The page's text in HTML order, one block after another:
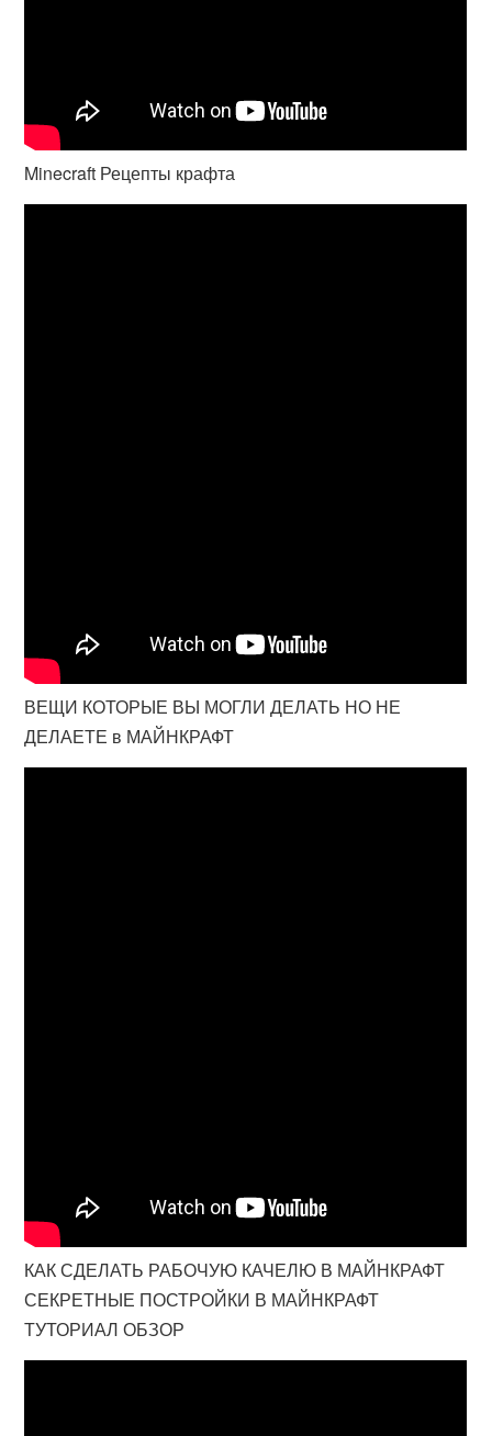
Minecraft Рецепты крафта
ВЕЩИ КОТОРЫЕ ВЫ МОГЛИ ДЕЛАТЬ НО НЕ
ДЕЛАЕТЕ в МАЙНКРАФТ
КАК СДЕЛАТЬ РАБОЧУЮ КАЧЕЛЮ В МАЙНКРАФТ
СЕКРЕТНЫЕ ПОСТРОЙКИ В МАЙНКРАФТ
ТУТОРИАЛ ОБЗОР